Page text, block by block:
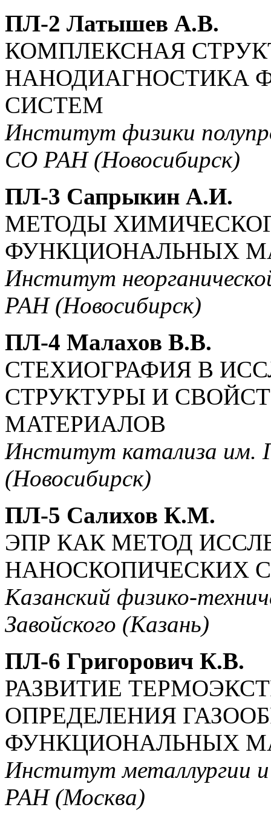
ПЛ-2 Латышев А.В.
КОМПЛЕКСНАЯ
НАНОДИАГНОСТИКА
СИСТЕМ
Институт физики
СО РАН (Новосибирск)
ПЛ-3 Сапрыкин А.И.
МЕТОДЫ
ФУНКЦИОНАЛЬНЫХ
Институт
РАН (Новосибирск)
ПЛ-4 Малахов В.В.
СТЕХИОГРАФИЯ В
СТРУКТУРЫ И
МАТЕРИАЛОВ
Институт катализа им.
(Новосибирск)
ПЛ-5 Салихов К.М.
ЭПР КАК МЕТОД
НАНОСКОПИЧЕСКИХ
Казанский физико-
Завойского (Казань)
ПЛ-6 Григорович К.В.
РАЗВИТИЕ
ОПРЕДЕЛЕНИЯ
ФУНКЦИОНАЛЬНЫХ
Институт металлургии
РАН (Москва)